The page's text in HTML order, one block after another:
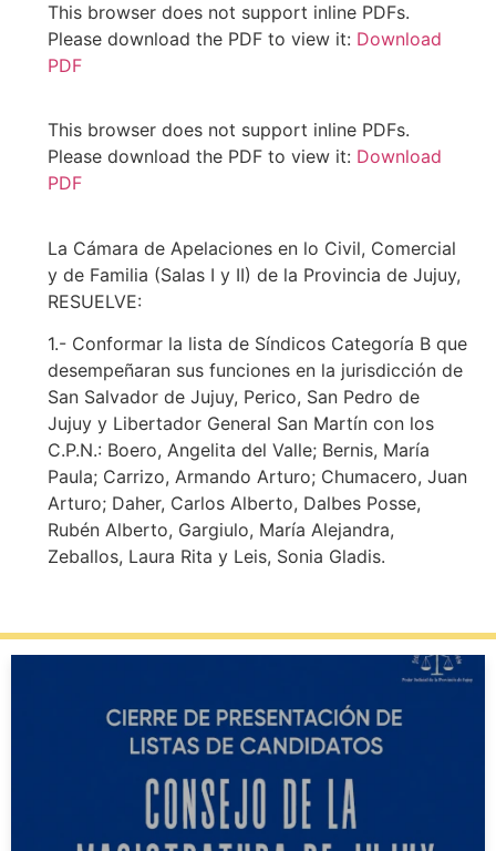
This browser does not support inline PDFs.
Please download the PDF to view it: Download
PDF
This browser does not support inline PDFs.
Please download the PDF to view it: Download
PDF
La Cámara de Apelaciones en lo Civil, Comercial
y de Familia (Salas I y II) de la Provincia de Jujuy,
RESUELVE:
1.- Conformar la lista de Síndicos Categoría B que
desempeñaran sus funciones en la jurisdicción de
San Salvador de Jujuy, Perico, San Pedro de
Jujuy y Libertador General San Martín con los
C.P.N.: Boero, Angelita del Valle; Bernis, María
Paula; Carrizo, Armando Arturo; Chumacero, Juan
Arturo; Daher, Carlos Alberto, Dalbes Posse,
Rubén Alberto, Gargiulo, María Alejandra,
Zeballos, Laura Rita y Leis, Sonia Gladis.